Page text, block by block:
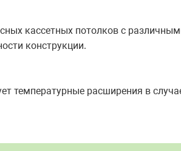
кассетных потолков с
конструкции.
температурные расширения в